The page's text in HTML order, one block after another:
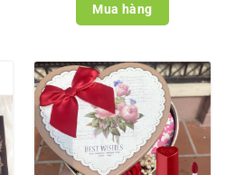
Mua hàng